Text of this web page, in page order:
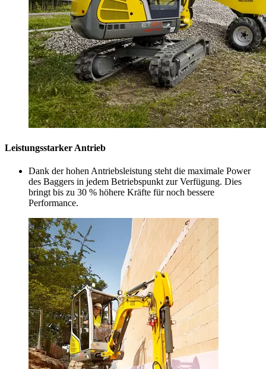
Leistungsstarker Antrieb
Dank der hohen Antriebsleistung steht die maximale Power
des Baggers in jedem Betriebspunkt zur Verfügung. Dies
bringt bis zu 30 % höhere Kräfte für noch bessere
Performance.